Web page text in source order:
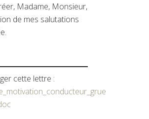
Madame, Monsieur,
de mes salutations
cette lettre :